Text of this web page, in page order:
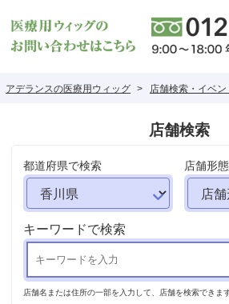
アデランスの医療用ウィッグ 店舗検索・イベン
店舗検索
都道府県で検索 店舗形
キーワードで検索
店舗名または住所の一部を入力して、店舗を検索できます